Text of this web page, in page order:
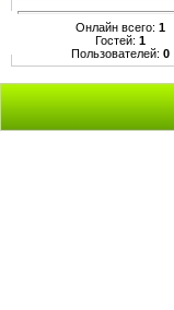
Онлайн всего: 1
Гостей: 1
Пользователей: 0